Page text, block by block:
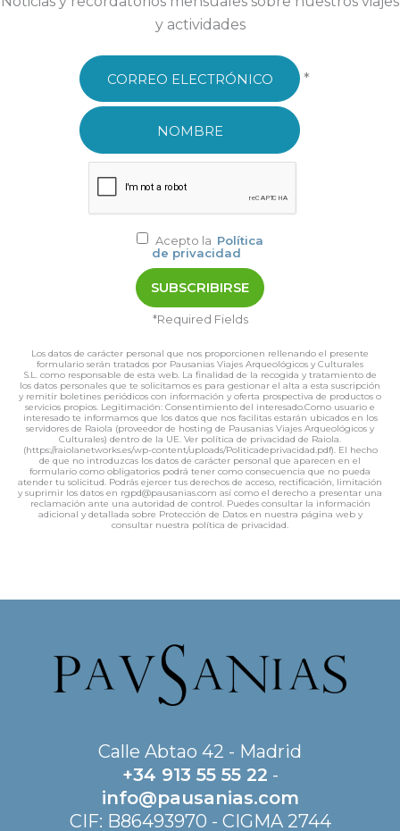
y actividades
*
Acepto la Política
de privacidad
*Required Fields
Los datos de carácter personal que nos proporcionen rellenando el presente
formulario serán tratados por Pausanias Viajes Arqueológicos y Culturales
S.L. como responsable de esta web. La finalidad de la recogida y tratamiento de
los datos personales que te solicitamos es para gestionar el alta a esta suscripción
y remitir boletines periódicos con información y oferta prospectiva de productos o
servicios propios. Legitimación: Consentimiento del interesado.Como usuario e
interesado te informamos que los datos que nos facilitas estarán ubicados en los
servidores de Raiola (proveedor de hosting de Pausanias Viajes Arqueológicos y
Culturales) dentro de la UE. Ver política de privacidad de Raiola.
(https://raiolanetworks.es/wp-content/uploads/Politicadeprivacidad.pdf). El hecho
de que no introduzcas los datos de carácter personal que aparecen en el
formulario como obligatorios podrá tener como consecuencia que no pueda
atender tu solicitud. Podrás ejercer tus derechos de acceso, rectificación, limitación
y suprimir los datos en rgpd@pausanias.com así como el derecho a presentar una
reclamación ante una autoridad de control. Puedes consultar la información
adicional y detallada sobre Protección de Datos en nuestra página web y
consultar nuestra política de privacidad.
Calle Abtao 42 - Madrid
+34 913 55 55 22 -
info@pausanias.com
CIF: B86493970 - CIGMA 2744